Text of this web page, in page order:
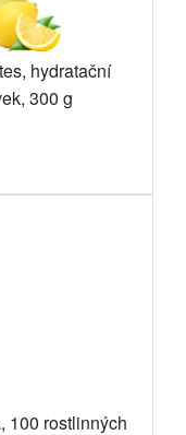
hydratační
300 g
100 rostlinných